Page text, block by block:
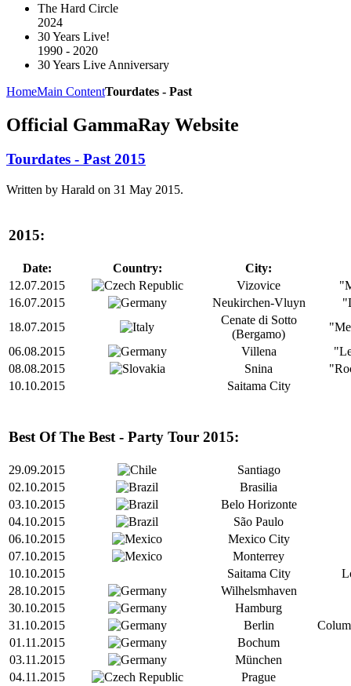
The Hard Circle
2024
30 Years Live!
1990 - 2020
30 Years Live Anniversary
HomeMain ContentTourdates - Past
Official GammaRay Website
Tourdates - Past 2015
Written by Harald on 31 May 2015.
2015:
Date: Country:
City:
12.07.2015
Vizovice
16.07.2015
Neukirchen-Vluyn
18.07.2015
Cenate di Sotto
(Bergamo)
06.08.2015
Villena
08.08.2015
Snina
10.10.2015
Saitama City
Best Of The Best - Party Tour 2015:
29.09.2015
Santiago
02.10.2015
Brasilia
03.10.2015
Belo Horizonte
04.10.2015
São Paulo
06.10.2015
Mexico City
07.10.2015
Monterrey
10.10.2015
Saitama City
28.10.2015
Wilhelsmhaven
30.10.2015
Hamburg
31.10.2015
Berlin
01.11.2015
Bochum
03.11.2015
München
04.11.2015
Prague